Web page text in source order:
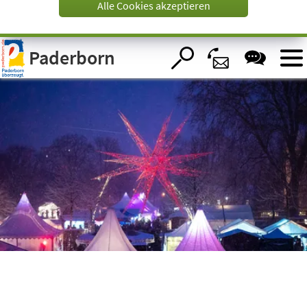
Visuelle
Assistenzsoftware
öffnen.
Alle Cookies akzeptieren
Paderborn